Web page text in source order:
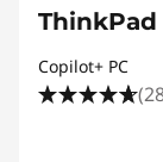
ThinkPad
Copilot+ PC